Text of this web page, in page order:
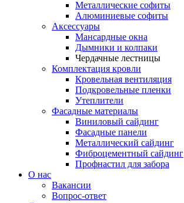
Металлические софиты
Алюминиевые софиты
Аксессуары
Мансардные окна
Дымники и колпаки
Чердачные лестницы
Комплектация кровли
Кровельная вентиляция
Подкровельные пленки
Утеплители
Фасадные материалы
Виниловый сайдинг
Фасадные панели
Металлический сайдинг
Фиброцементный сайдинг
Профнастил для забора
О нас
Вакансии
Вопрос-ответ